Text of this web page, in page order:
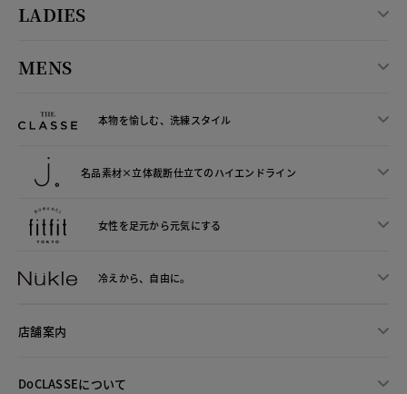
LADIES
MENS
本物を愉しむ、洗練スタイル
名品素材×立体裁断仕立てのハイエンドライン
女性を足元から元気にする
冷えから、 自由に。
店舗案内
DoCLASSEについて